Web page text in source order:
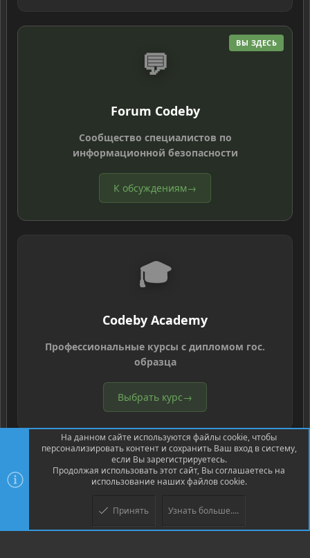
ВЫ ЗДЕСЬ
💬
Forum Codeby
Сообщество специалистов по
информационной безопасности
К обсуждениям→
🎓
Codeby Academy
Профессиональные курсы с дипломом гос.
образца
Выбрать курс→
Community platform by XenForo ® © 2010-2026 XenForo Ltd.
© Jason Axelrod of 8WAYRUN
На данном сайте используются файлы cookie, чтобы
персонализировать контент и сохранить Ваш вход в систему,
если Вы зарегистрируетесь.
Продолжая использовать этот сайт, Вы соглашаетесь на
использование наших файлов cookie.
Принять Узнать больше....